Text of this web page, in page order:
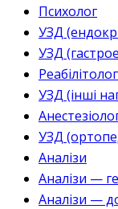
Психолог
УЗД
УЗД
Реабілітолог
УЗД (інші
УЗД
Аналізи
Аналізи —
Аналізи —